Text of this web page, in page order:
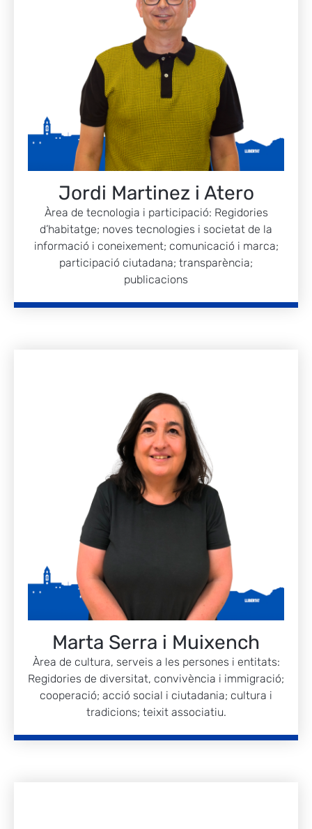
Jordi Martinez i Atero
Àrea de tecnologia i participació: Regidories
d’habitatge; noves tecnologies i societat de la
informació i coneixement; comunicació i marca;
participació ciutadana; transparència;
publicacions
Marta Serra i Muixench
Àrea de cultura, serveis a les persones i entitats:
Regidories de diversitat, convivència i immigració;
cooperació; acció social i ciutadania; cultura i
tradicions; teixit associatiu.